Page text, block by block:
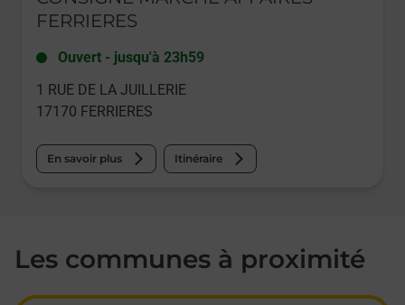
FERRIERES
Ouvert - jusqu'à 23h59
1 RUE DE LA JUILLERIE
17170 FERRIERES
En savoir plus Itinéraire
Les communes à proximité